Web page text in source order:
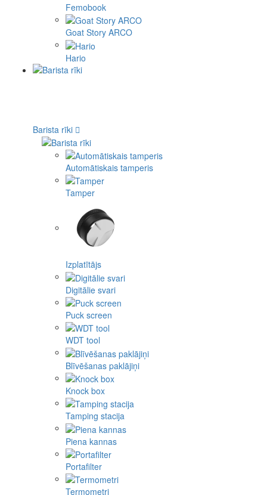
Femobook
Goat Story ARCO
Hario
Barista rīki
Automātiskais tamperis
Tamper
Izplatītājs
Digitālie svari
Puck screen
WDT tool
Blīvēšanas paklājiņi
Knock box
Tamping stacija
Piena kannas
Portafilter
Termometri